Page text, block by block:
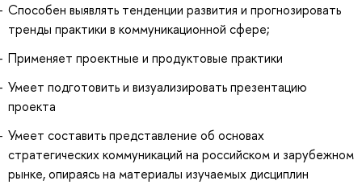
Способен выявлять тенденции развития и прогнозировать
тренды практики в коммуникационной сфере;
Применяет проектные и продуктовые практики
Умеет подготовить и визуализировать презентацию
проекта
Умеет составить представление об основах
стратегических коммуникаций на российском и зарубежном
рынке, опираясь на материалы изучаемых дисциплин